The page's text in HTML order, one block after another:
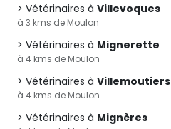
Vétérinaires à Villevoques
à 3 kms de Moulon
Vétérinaires à Mignerette
à 4 kms de Moulon
Vétérinaires à Villemoutiers
à 4 kms de Moulon
Vétérinaires à Mignères